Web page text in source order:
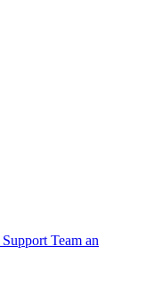
Team an